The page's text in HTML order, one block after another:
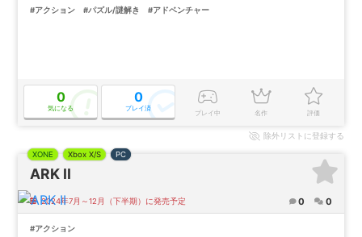
#アクション #パズル/謎解き #アドベンチャー
0
気になる
0
プレイ済
プレイ中 名作 評価
除外リストに登録する
ARK II
XONE Xbox X/S PC
2024年7月～12月（下半期）に発売予定 0 0
#アクション